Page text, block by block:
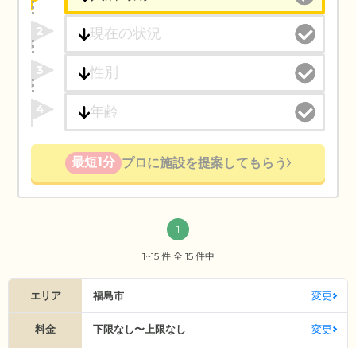
2
3
4
最短1分 プロに施設を提案してもらう
1
1~15 件 全 15 件中
エリア 福島市 変更
料金 下限なし〜上限なし 変更